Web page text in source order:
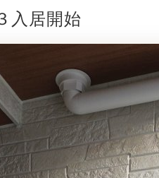
入居開始